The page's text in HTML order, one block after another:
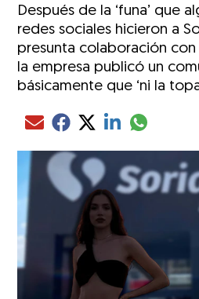
Después de la ‘funa’ que
redes sociales hicieron a
presunta colaboración con
la empresa publicó un
básicamente que ‘ni la
Compartir el artículo actual
Compartir el artículo actual
Compartir el artículo
Compartir el
Compartir